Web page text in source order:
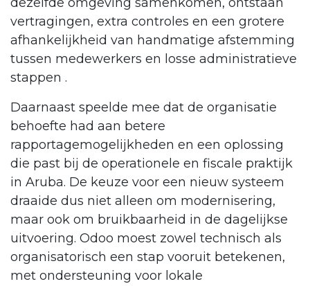
vertragingen, extra controles en een grotere
afhankelijkheid van handmatige afstemming
tussen medewerkers en losse administratieve
stappen .
Daarnaast speelde mee dat de organisatie
behoefte had aan betere
rapportagemogelijkheden en een oplossing
die past bij de operationele en fiscale praktijk
in Aruba. De keuze voor een nieuw systeem
draaide dus niet alleen om modernisering,
maar ook om bruikbaarheid in de dagelijkse
uitvoering. Odoo moest zowel technisch als
organisatorisch een stap vooruit betekenen,
met ondersteuning voor lokale